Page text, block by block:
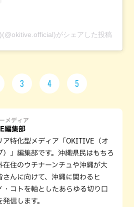
がシェアした投稿
3 4 5
メディア
編集部
ア特化型メディア「OKITIVE（オ
）」編集部です。沖縄県民はもちろ
在住のウチナーンチュや沖縄が大
さんに向けて、沖縄に関わるヒ
・コトを軸としたあらゆる切り口
信します。